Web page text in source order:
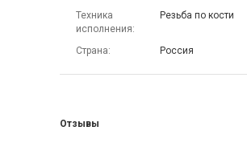
Техника
исполнения
Резьба по кости
Страна Россия
Отзывы